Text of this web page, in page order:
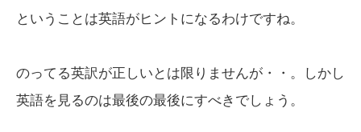
ということは英語がヒントになるわけですね。
のってる英訳が正しいとは限りませんが・・。しかし
英語を見るのは最後の最後にすべきでしょう。